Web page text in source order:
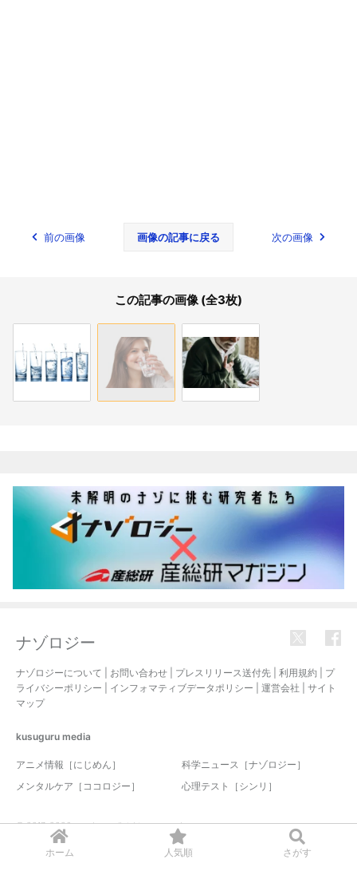
ホーム 人気順 さがす
前の画像 画像の記事に戻る 次の画像
この記事の画像 (全3枚)
ナゾロジー
ナゾロジーについて お問い合わせ プレスリリース送付先 利用規約
プ
ライバシーポリシー
インフォマティブデータポリシー 運営会社
サイト
マップ
kusuguru media
アニメ情報［にじめん］
科学ニュース［ナゾロジー］
メンタルケア［ココロジー］
心理テスト［シンリ］
© 2017-2026 nazology. all rights reserved.